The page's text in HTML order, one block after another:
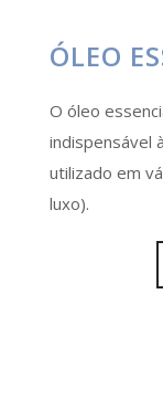
ÓLEO
O óleo
indispensável
utilizado em
luxo).